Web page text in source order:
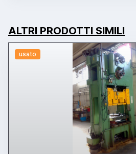
ALTRI PRODOTTI SIMILI
usato